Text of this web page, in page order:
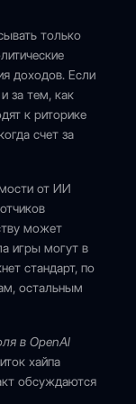
только
доходов. Если
за тем, как
к риторике
счет за
от ИИ
может
игры могут в
стандарт, по
остальным
в OpenAI
хайпа
обсуждаются